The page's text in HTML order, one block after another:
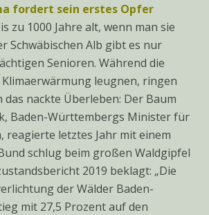
fordert sein erstes Opfer
zu 1000 Jahre alt, wenn man sie
Schwäbischen Alb gibt es nur
Senioren. Während die
leugnen, ringen
das nackte Überleben: Der Baum
Baden-Württembergs Minister für
reagierte letztes Jahr mit einem
schlug beim großen Waldgipfel
2019 beklagt: „Die
der Wälder Baden-
mit 27,5 Prozent auf den